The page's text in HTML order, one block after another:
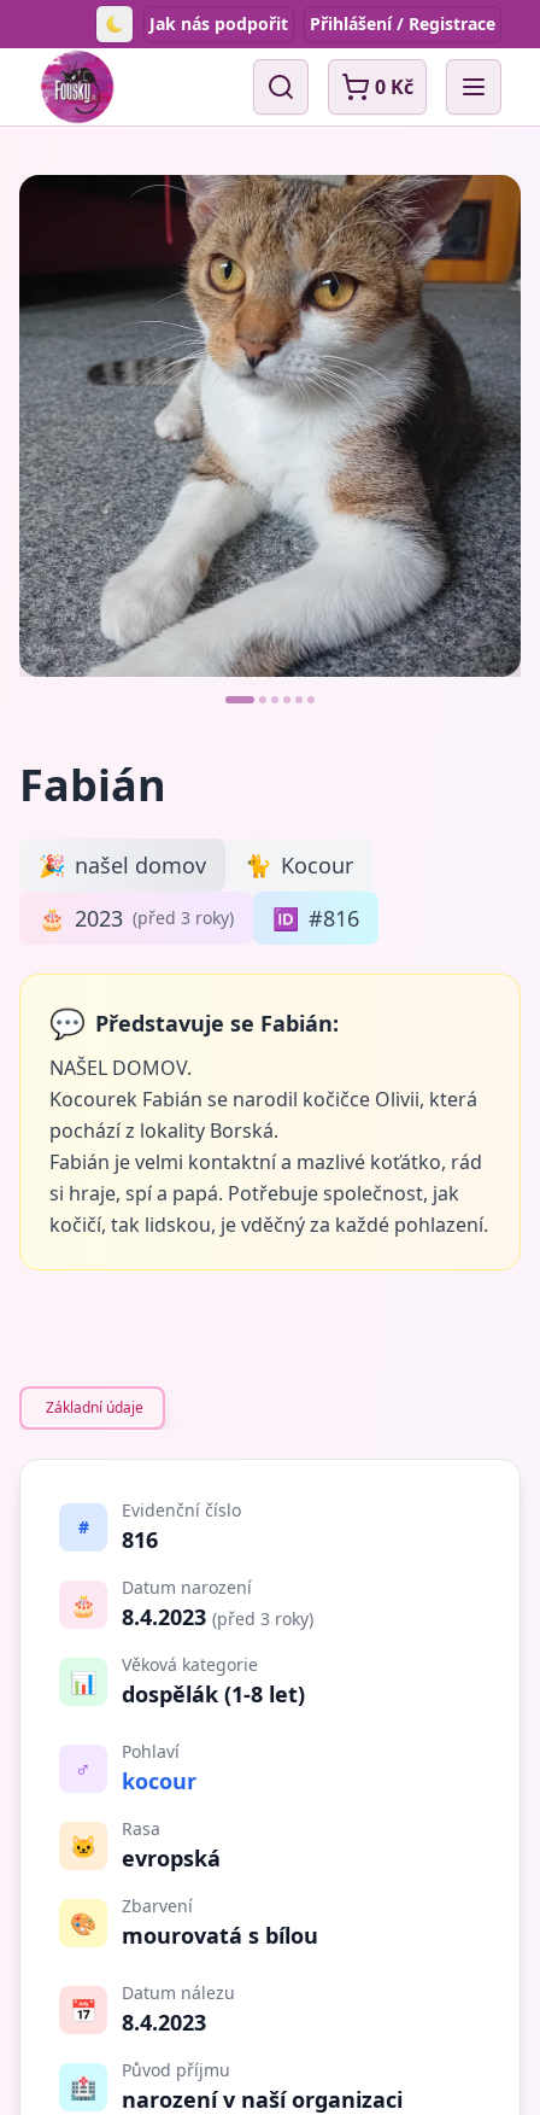
Toggle theme
Jak nás podpořit Přihlášení / Registrace
Vyhledávání0 Kč Open
Fabián
🎉 našel domov 🐈 Kocour
🎂 2023 (před 3 roky) 🆔 #816
💬 Představuje se Fabián:
NAŠEL DOMOV.
Kocourek Fabián se narodil kočičce Olivii, která
pochází z lokality Borská.
Fabián je velmi kontaktní a mazlivé koťátko, rád
si hraje, spí a papá. Potřebuje společnost, jak
kočičí, tak lidskou, je vděčný za každé pohlazení.
Základní údaje
#
Evidenční číslo
816
🎂
Datum narození
8.4.2023 (před 3 roky)
📊
Věková kategorie
dospělák (1-8 let)
♂️
Pohlaví
kocour
🐱
Rasa
evropská
🎨
Zbarvení
mourovatá s bílou
📅
Datum nálezu
8.4.2023
🏥
Původ příjmu
narození v naší organizaci